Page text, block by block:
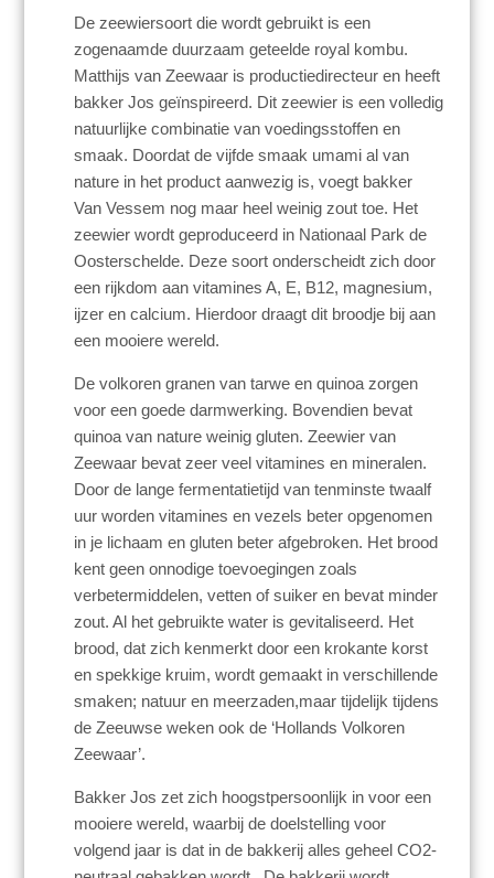
De zeewiersoort die wordt gebruikt is een
zogenaamde duurzaam geteelde royal kombu.
Matthijs van Zeewaar is productiedirecteur en heeft
bakker Jos geïnspireerd. Dit zeewier is een volledig
natuurlijke combinatie van voedingsstoffen en
smaak. Doordat de vijfde smaak umami al van
nature in het product aanwezig is, voegt bakker
Van Vessem nog maar heel weinig zout toe. Het
zeewier wordt geproduceerd in Nationaal Park de
Oosterschelde. Deze soort onderscheidt zich door
een rijkdom aan vitamines A, E, B12, magnesium,
ijzer en calcium. Hierdoor draagt dit broodje bij aan
een mooiere wereld.
De volkoren granen van tarwe en quinoa zorgen
voor een goede darmwerking. Bovendien bevat
quinoa van nature weinig gluten. Zeewier van
Zeewaar bevat zeer veel vitamines en mineralen.
Door de lange fermentatietijd van tenminste twaalf
uur worden vitamines en vezels beter opgenomen
in je lichaam en gluten beter afgebroken. Het brood
kent geen onnodige toevoegingen zoals
verbetermiddelen, vetten of suiker en bevat minder
zout. Al het gebruikte water is gevitaliseerd. Het
brood, dat zich kenmerkt door een krokante korst
en spekkige kruim, wordt gemaakt in verschillende
smaken; natuur en meerzaden,maar tijdelijk tijdens
de Zeeuwse weken ook de ‘Hollands Volkoren
Zeewaar’.
Bakker Jos zet zich hoogstpersoonlijk in voor een
mooiere wereld, waarbij de doelstelling voor
volgend jaar is dat in de bakkerij alles geheel CO2-